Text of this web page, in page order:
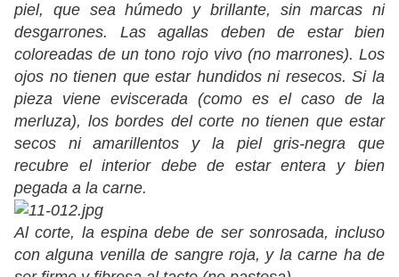
piel, que sea húmedo y brillante, sin marcas ni
desgarrones. Las agallas deben de estar bien
coloreadas de un tono rojo vivo (no marrones). Los
ojos no tienen que estar hundidos ni resecos. Si la
pieza viene eviscerada (como es el caso de la
merluza), los bordes del corte no tienen que estar
secos ni amarillentos y la piel gris-negra que
recubre el interior debe de estar entera y bien
pegada a la carne.
Al corte, la espina debe de ser sonrosada, incluso
con alguna venilla de sangre roja, y la carne ha de